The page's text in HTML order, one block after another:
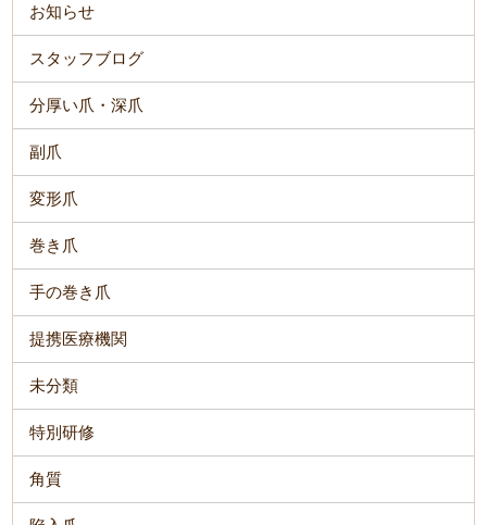
お知らせ
スタッフブログ
分厚い爪・深爪
副爪
変形爪
巻き爪
手の巻き爪
提携医療機関
未分類
特別研修
角質